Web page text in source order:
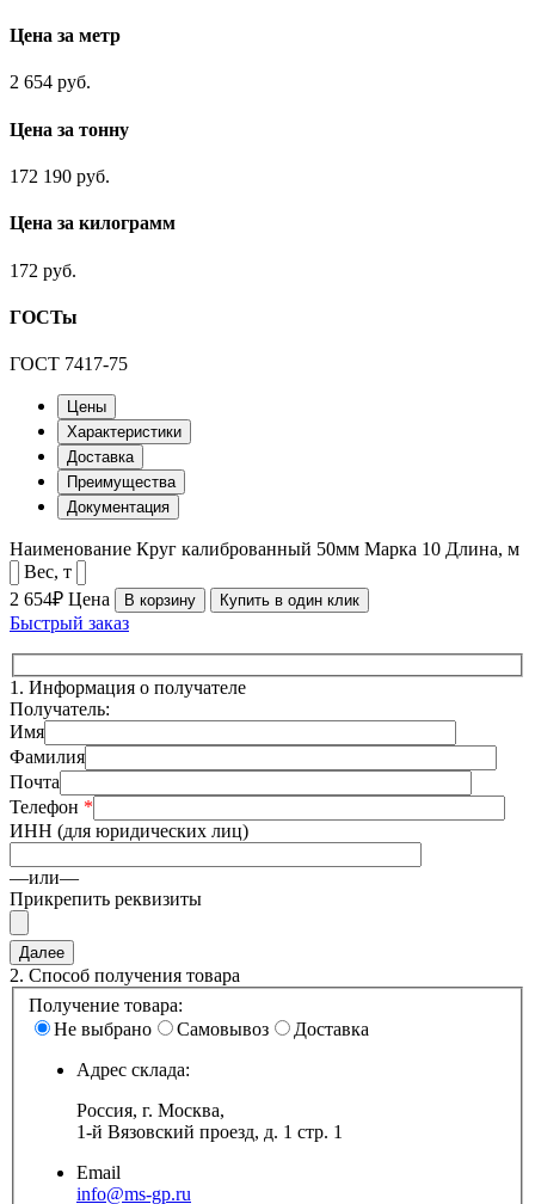
Цена за метр
2 654 руб.
Цена за тонну
172 190 руб.
Цена за килограмм
172 руб.
ГОСТы
ГОСТ 7417-75
Цены
Характеристики
Доставка
Преимущества
Документация
Наименование Круг калиброванный 50мм Марка 10 Длина, м
Вес, т
2 654₽ Цена В корзину Купить в один клик
Быстрый заказ
1. Информация о получателе
Получатель:
Имя
Фамилия
Почта
Телефон *
ИНН (для юридических лиц)
—или—
Прикрепить реквизиты
2. Способ получения товара
Получение товара:
Не выбрано
Самовывоз
Доставка
Адрес склада:
Россия, г. Москва,
1-й Вязовский проезд, д. 1 стр. 1
Email
info@ms-gp.ru